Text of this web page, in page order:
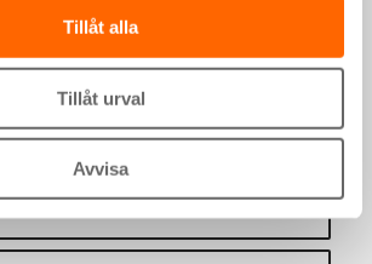
Tillåt alla
Tillåt urval
Avvisa